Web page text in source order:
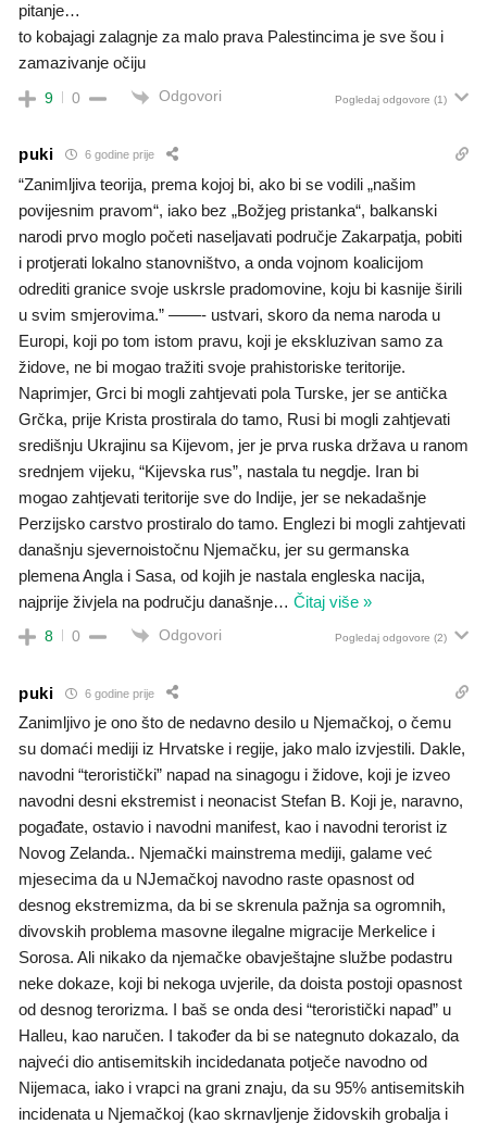
pitanje…
to kobajagi zalagnje za malo prava Palestincima je sve šou i
zamazivanje očiju
9 0 Odgovori Pogledaj odgovore (1)
puki 6 godine prije
“Zanimljiva teorija, prema kojoj bi, ako bi se vodili „našim
povijesnim pravom“, iako bez „Božjeg pristanka“, balkanski
narodi prvo moglo početi naseljavati područje Zakarpatja, pobiti
i protjerati lokalno stanovništvo, a onda vojnom koalicijom
odrediti granice svoje uskrsle pradomovine, koju bi kasnije širili
u svim smjerovima.” ——- ustvari, skoro da nema naroda u
Europi, koji po tom istom pravu, koji je ekskluzivan samo za
židove, ne bi mogao tražiti svoje prahistoriske teritorije.
Naprimjer, Grci bi mogli zahtjevati pola Turske, jer se antička
Grčka, prije Krista prostirala do tamo, Rusi bi mogli zahtjevati
središnju Ukrajinu sa Kijevom, jer je prva ruska država u ranom
srednjem vijeku, “Kijevska rus”, nastala tu negdje. Iran bi
mogao zahtjevati teritorije sve do Indije, jer se nekadašnje
Perzijsko carstvo prostiralo do tamo. Englezi bi mogli zahtjevati
današnju sjevernoistočnu Njemačku, jer su germanska
plemena Angla i Sasa, od kojih je nastala engleska nacija,
najprije živjela na području današnje… Čitaj više »
8 0 Odgovori Pogledaj odgovore (2)
puki 6 godine prije
Zanimljivo je ono što de nedavno desilo u Njemačkoj, o čemu
su domaći mediji iz Hrvatske i regije, jako malo izvjestili. Dakle,
navodni “teroristički” napad na sinagogu i židove, koji je izveo
navodni desni ekstremist i neonacist Stefan B. Koji je, naravno,
pogađate, ostavio i navodni manifest, kao i navodni terorist iz
Novog Zelanda.. Njemački mainstrema mediji, galame već
mjesecima da u NJemačkoj navodno raste opasnost od
desnog ekstremizma, da bi se skrenula pažnja sa ogromnih,
divovskih problema masovne ilegalne migracije Merkelice i
Sorosa. Ali nikako da njemačke obavještajne službe podastru
neke dokaze, koji bi nekoga uvjerile, da doista postoji opasnost
od desnog terorizma. I baš se onda desi “teroristički napad” u
Halleu, kao naručen. I također da bi se nategnuto dokazalo, da
najveći dio antisemitskih incidedanata potječe navodno od
Nijemaca, iako i vrapci na grani znaju, da su 95% antisemitskih
incidenata u Njemačkoj (kao skrnavljenje židovskih grobalja i